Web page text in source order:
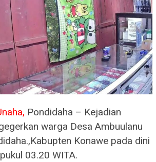
Pondidaha – Kejadian
warga Desa Ambuulanu
Konawe pada dini
03.20 WITA.